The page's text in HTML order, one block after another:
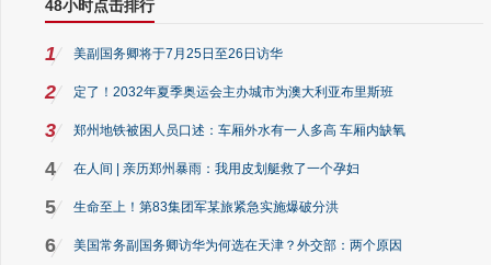
48小时点击排行
1 美副国务卿将于7月25日至26日访华
2 定了！2032年夏季奥运会主办城市为澳大利亚布里斯班
3 郑州地铁被困人员口述：车厢外水有一人多高 车厢内缺氧
4 在人间 | 亲历郑州暴雨：我用皮划艇救了一个孕妇
5 生命至上！第83集团军某旅紧急实施爆破分洪
6 美国常务副国务卿访华为何选在天津？外交部：两个原因